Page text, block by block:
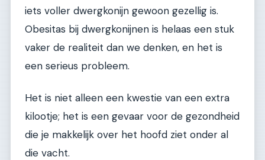
iets voller dwergkonijn gewoon gezellig is.
Obesitas bij dwergkonijnen is helaas een stuk
vaker de realiteit dan we denken, en het is
een serieus probleem.
Het is niet alleen een kwestie van een extra
kilootje; het is een gevaar voor de gezondheid
die je makkelijk over het hoofd ziet onder al
die vacht.